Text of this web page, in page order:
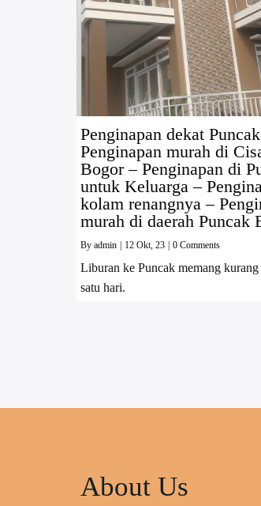
Penginapan dekat
Penginapan murah di
Bogor – Penginapan di
untuk Keluarga –
kolam renangnya –
murah di daerah Puncak
By admin 12 Okt, 23 0 Comments
Liburan ke Puncak memang kurang
satu hari.
About Us